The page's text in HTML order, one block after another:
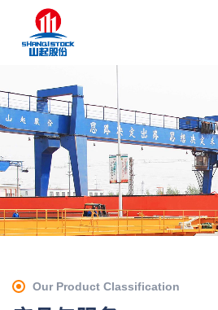
Our Product Classification